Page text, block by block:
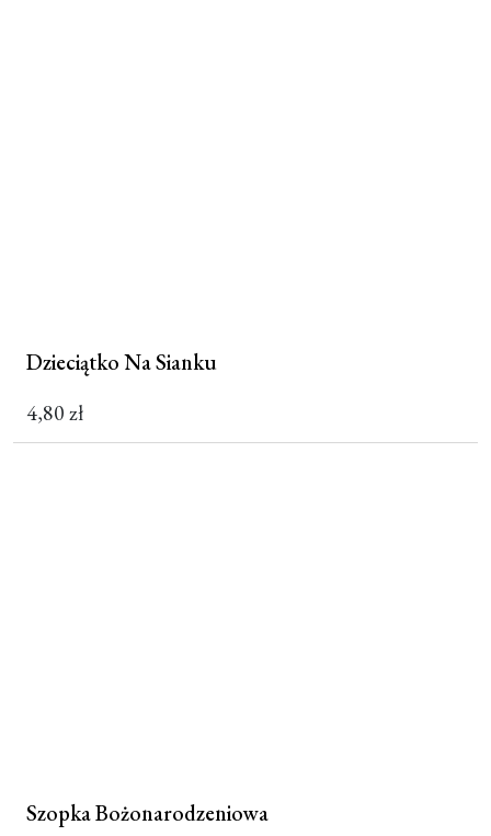
Dzieciątko Na Sianku
4,80zł
Szopka Bożonarodzeniowa